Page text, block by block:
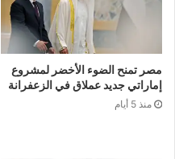
مصر تمنح الضوء الأخضر لمشروع
إماراتي جديد عملاق في الزعفرانة
منذ 5 أيام